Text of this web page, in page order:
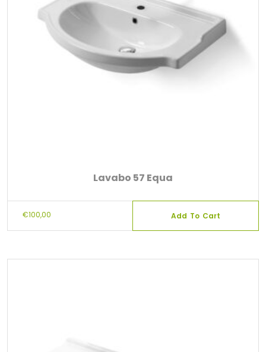
Lavabo 57 Equa
€100,00 Add To Cart